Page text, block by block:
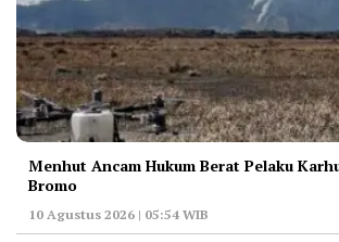
Menhut Ancam Hukum Berat Pelaku
Bromo
10 Agustus 2026 | 05:54 WIB